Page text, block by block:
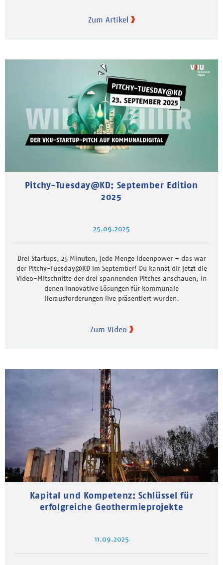
Zum Artikel
Pitchy-Tuesday@KD: September Edition
2025
25.09.2025
Drei Startups, 25 Minuten, jede Menge Ideenpower – das war
der Pitchy-Tuesday@KD im September! Du kannst dir jetzt die
Video-Mitschnitte der drei spannenden Pitches anschauen, in
denen innovative Lösungen für kommunale
Herausforderungen live präsentiert wurden.
Zum Video
Kapital und Kompetenz: Schlüssel für
erfolgreiche Geothermieprojekte
11.09.2025